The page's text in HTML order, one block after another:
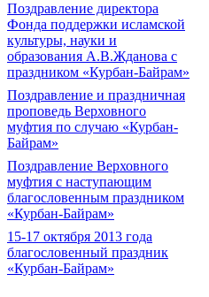
Поздравление директора
Фонда поддержки исламской
культуры, науки и
образования А.В.Жданова с
праздником «Курбан-Байрам»
Поздравление и праздничная
проповедь Верховного
муфтия по случаю «Курбан-
Байрам»
Поздравление Верховного
муфтия с наступающим
благословенным праздником
«Курбан-Байрам»
15-17 октября 2013 года
благословенный праздник
«Курбан-Байрам»